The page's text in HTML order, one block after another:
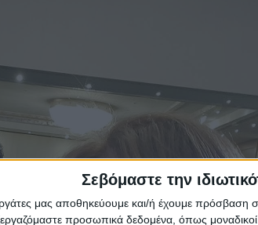
Σεβόμαστε την
μας αποθηκεύουμε και/ή έχουμε
προσωπικά δεδομένα, όπως